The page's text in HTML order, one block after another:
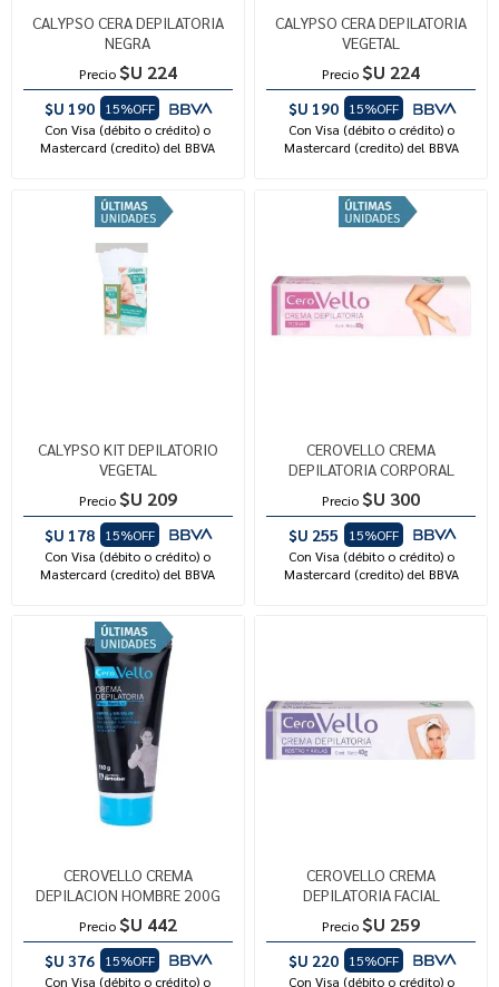
CALYPSO CERA DEPILATORIA
NEGRA
Precio $U 224
$U 190
15%OFF
Con Visa (débito o crédito) o
Mastercard (credito) del BBVA
CALYPSO CERA DEPILATORIA
VEGETAL
Precio $U 224
$U 190
15%OFF
Con Visa (débito o crédito) o
Mastercard (credito) del BBVA
CALYPSO KIT DEPILATORIO
VEGETAL
Precio $U 209
$U 178
15%OFF
Con Visa (débito o crédito) o
Mastercard (credito) del BBVA
CEROVELLO CREMA
DEPILATORIA CORPORAL
Precio $U 300
$U 255
15%OFF
Con Visa (débito o crédito) o
Mastercard (credito) del BBVA
CEROVELLO CREMA
DEPILACION HOMBRE 200G
Precio $U 442
$U 376
15%OFF
Con Visa (débito o crédito) o
CEROVELLO CREMA
DEPILATORIA FACIAL
Precio $U 259
$U 220
15%OFF
Con Visa (débito o crédito) o